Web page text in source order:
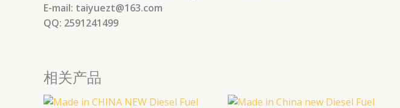
E-mail: taiyuezt@163.com
QQ: 2591241499
相关产品